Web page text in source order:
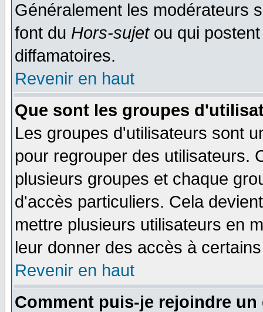
Généralement les modérateurs
font du Hors-sujetou qui
diffamatoires.
Revenir en haut
Que sont les groupes
Les groupes d'utilisateurs sont
pour regrouper des utilisateurs.
plusieurs groupes et chaque
d'accès particuliers. Cela
mettre plusieurs utilisateurs en
leur donner des accès à
Revenir en haut
Comment puis-je rejoindre